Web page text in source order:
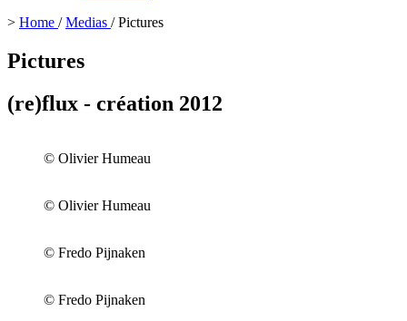
> Home /Medias /Pictures
Pictures
(re)flux - création 2012
© Olivier Humeau
© Olivier Humeau
© Fredo Pijnaken
© Fredo Pijnaken